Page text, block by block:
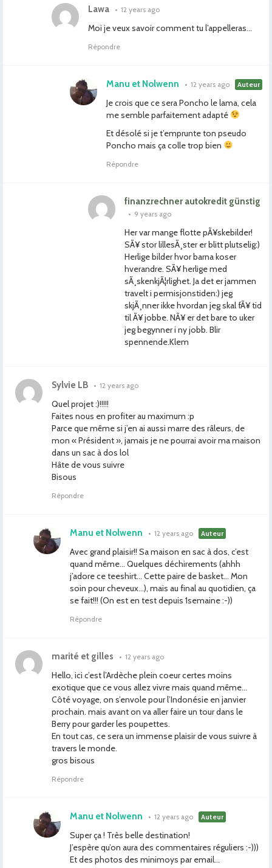
Lawa • 12 years ago
Moi je veux savoir comment tu l’appelleras…
Répondre
Manu et Nolwenn • 12 years ago Auteur
Je crois que ce sera Poncho le lama, cela
me semble parfaitement adapté
Et désolé si je t’emprunte ton pseudo
Poncho mais ça colle trop bien
Répondre
finanzrechner autokredit günstig
• 9 years ago
Her var mange flotte pÃ¥skebilder!
SÃ¥ stor lillesÃ¸ster er blitt plutselig:)
Herlige bilder hvor barna koser
hverandre. SÃ¥ herlige med
sÃ¸skenkjÃ¦rlighet. Ja det er jammen
travelt i permisjonstiden:) jeg
skjÃ¸nner ikke hvordan jeg skal fÃ¥ tid
til Ã¥ jobbe. NÃ¥ er det bare to uker
jeg begynner i ny jobb. Blir
spennende.Klem
Sylvie LB • 12 years ago
Quel projet :)!!!!!
Faites nous en profiter au maximum :p
Parce que même si j’en ai aussi marre des râleurs, de
mon « Président », jamais je ne pourrai avoir ma maison
dans un sac à dos lol
Hâte de vous suivre
Bisous
Répondre
Manu et Nolwenn • 12 years ago Auteur
Avec grand plaisir!! Sa maison en sac à dos, c’est
quand même… Quelques déchirements (ahhh
j’adore ce teeshirt… Cette paire de basket… Mon
soin pour cheveux…), mais au final au quotidien, ça
se fait!!! (On est en test depuis 1semaine :-))
Répondre
marité et gilles • 12 years ago
Hello, ici c’est l’Ardèche plein coeur certes moins
exotique que ce vous allez vivre mais quand même…
Côté voyage, on s’envole pour l’Indonésie en janvier
prochain. mais avant on va aller faire un tour dans le
Berry pour garder les poupettes.
En tout cas, ce sera un immense plaisir de vous suivre à
travers le monde.
gros bisous
Répondre
Manu et Nolwenn • 12 years ago Auteur
Super ça ! Très belle destination!
J’espère qu’on aura des commentaires réguliers :-)))
Et des photos des minimoys par email…